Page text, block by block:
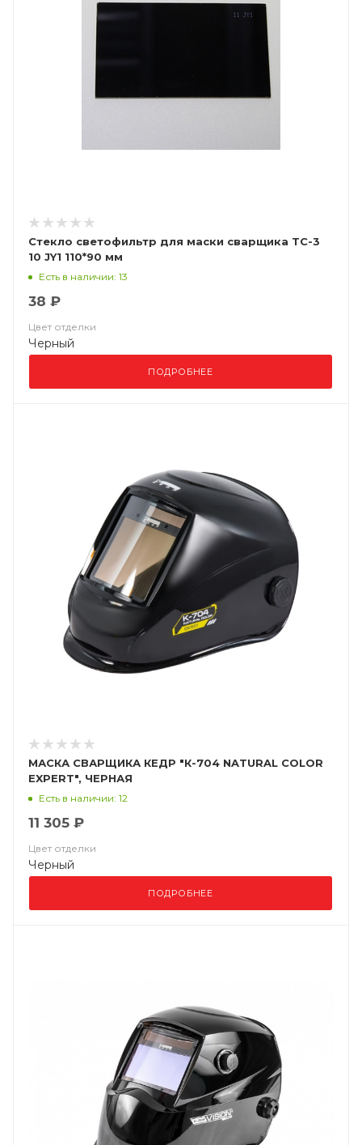
Стекло светофильтр для маски сварщика ТС-3
10 JY1 110*90 мм
Есть в наличии: 13
38 ₽
Цвет отделки
Черный
ПОДРОБНЕЕ
МАСКА СВАРЩИКА КЕДР "К-704 NATURAL COLOR
EXPERT", ЧЕРНАЯ
Есть в наличии: 12
11 305 ₽
Цвет отделки
Черный
ПОДРОБНЕЕ